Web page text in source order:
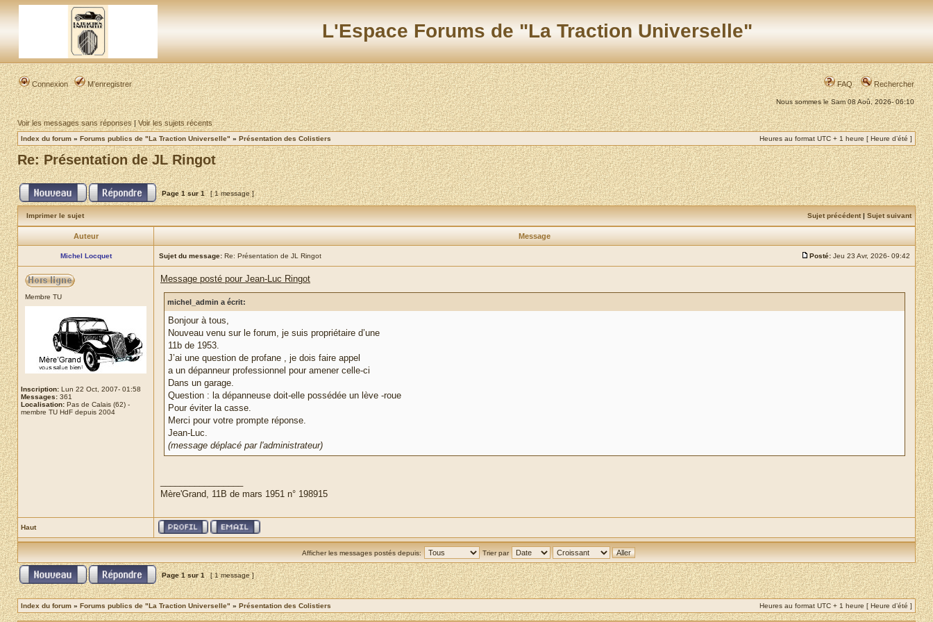
L'Espace Forums de "La Traction Universelle"
Connexion M’enregistrer FAQ Rechercher
Nous sommes le Sam 08 Aoû, 2026- 06:10
Voir les messages sans réponses|Voir les sujets récents
Index du forum » Forums publics de "La Traction Universelle" » Présentation des Colistiers Heures au format UTC + 1 heure [ Heure d’été ]
Re: Présentation de JL Ringot
Page1sur1 [ 1 message ]
Imprimer le sujet Sujet précédent| Sujet suivant
Auteur Message
Michel Locquet Sujet du message: Re: Présentation de JL Ringot Posté: Jeu 23 Avr, 2026- 09:42
Membre TU
Inscription: Lun 22 Oct, 2007- 01:58
Messages: 361
Localisation: Pas de Calais (62) -
membre TU HdF depuis 2004
Message posté pour Jean-Luc Ringot
michel_admin a écrit:
Bonjour à tous,
Nouveau venu sur le forum, je suis propriétaire d’une
11b de 1953.
J’ai une question de profane , je dois faire appel
a un dépanneur professionnel pour amener celle-ci
Dans un garage.
Question : la dépanneuse doit-elle possédée un lève -roue
Pour éviter la casse.
Merci pour votre prompte réponse.
Jean-Luc.
(message déplacé par l'administrateur)
Mère'Grand, 11B de mars 1951 n° 198915
Haut
Afficher les messages postés depuis: Trier par
Page1sur1 [ 1 message ]
Index du forum » Forums publics de "La Traction Universelle" » Présentation des Colistiers Heures au format UTC + 1 heure [ Heure d’été ]